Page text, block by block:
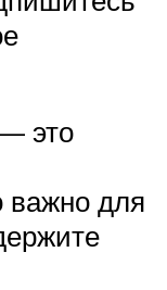
это
важно для